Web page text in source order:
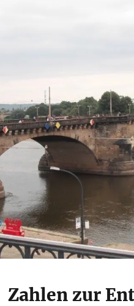
Zahlen zur